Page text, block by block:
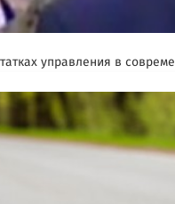
управления в